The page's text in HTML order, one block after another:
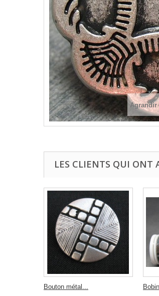
Agrandir
LES CLIENTS QUI ONT
Bouton métal...